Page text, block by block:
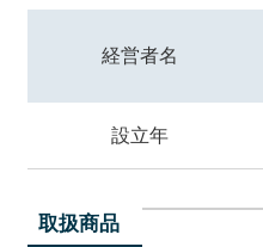
経営者名
設立年
取扱商品